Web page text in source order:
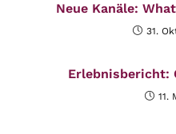
Neue Kanäle:
31.
Erlebnisbericht:
11.